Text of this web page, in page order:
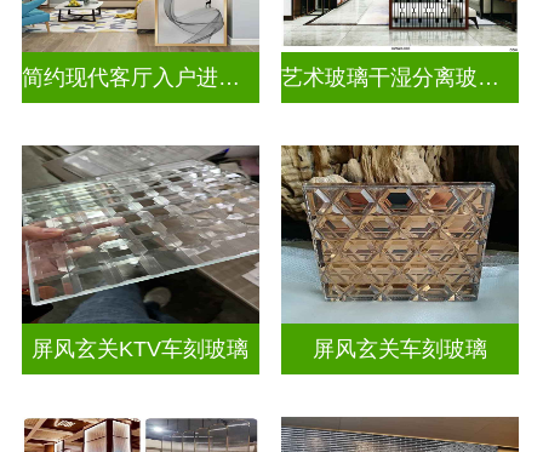
简约现代客厅入户进门遮挡玻璃背景墙 艺术玻璃干湿分离玻璃背景墙
屏风玄关KTV车刻玻璃 屏风玄关车刻玻璃